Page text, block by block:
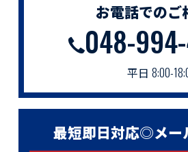
お電話でのご
048-
平日8:00-
最短即日対応◎メー